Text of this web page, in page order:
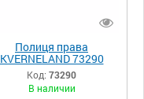
Полиця права
KVERNELAND 73290
Код: 73290
В наличии